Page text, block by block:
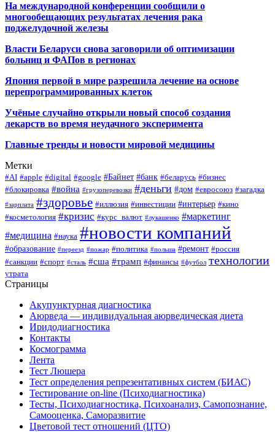
На международной конференции сообщили о
многообещающих результатах лечения рака
поджелудочной железы
Власти Беларуси снова заговорили об оптимизации
больниц и ФАПов в регионах
Япония первой в мире разрешила лечение на основе
перепрограммированных клеток
Учёные случайно открыли новый способ создания
лекарств во время неудачного эксперимента
Главные тренды и новости мировой медицины
Метки
#AI #apple #digital #google #Байнет #банк #беларусь #бизнес
#блокировка #война #грузоперевозки #деньги #дом #евросоюз #загадка
#зарплата #здоровье #иллюзия #инвестиции #интерьер #кино
#косметология #кризис #курс_валют #лукашенко #маркетинг
#медицина #наука #новости компаний
#образование #переезд #пожар #политика #польша #ремонт #россия
#санкции #спорт #сталь #сша #трамп #финансы #футбол технологии
утрата
Страницы
Акупунктурная диагностика
Аюрведа — индивидуальная аюрведическая диета
Иридодиагностика
Контакты
Космограмма
Лента
Тест Люшера
Тест определения репрезентативных систем (БИАС)
Тестирование on-line (Психодиагностика)
Тесты, Психодиагностика, Психоанализ, Самопознание,
Самооценка, Саморазвитие
Цветовой тест отношений (ЦТО)